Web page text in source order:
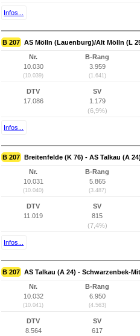
Infos...
B 207 AS Mölln (Lauenburg)/Alt Mölln (L
Nr.
10.030
(10.039)
B-Rang
3.959
(1.641)
DTV
17.086
SV
1.179
(6,9%)
Infos...
B 207 Breitenfelde (K 76) - AS Talkau (A 24)
Nr.
10.031
(10.040)
B-Rang
5.865
(3.487)
DTV
11.019
SV
815
(7,4%)
Infos...
B 207 AS Talkau (A 24) - Schwarzenbek-
Nr.
10.032
(10.041)
B-Rang
6.950
(4.563)
DTV
8.564
SV
617